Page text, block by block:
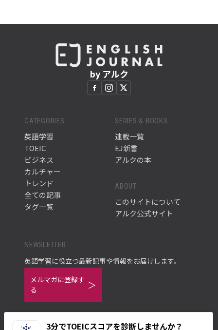
3分でTOEICスコアを診断しませんか？
by アルク
CATEGORIES
英語学習
TOEIC
ビジネス
カルチャー
トレンド
全ての記事
タグ一覧
SERIES & BOOKS
連載一覧
EJ新書
アルクの本
ABOUT
このサイトについて
アルク公式サイト
NEWSLETTER
英語学習に役立つ最新記事や情報をお届けします。
メルマガに登録す
る